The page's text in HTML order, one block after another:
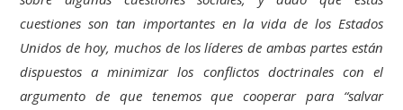
cuestiones son tan importantes en la vida de los Estados
Unidos de hoy, muchos de los líderes de ambas partes están
dispuestos a minimizar los conflictos doctrinales con el
argumento de que tenemos que cooperar para “salvar